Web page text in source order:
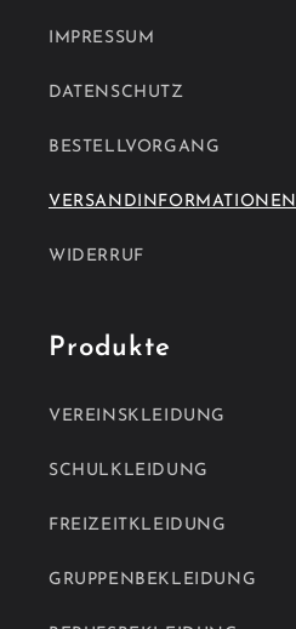
IMPRESSUM
DATENSCHUTZ
BESTELLVORGANG
VERSANDINFORMATIONEN
WIDERRUF
Produkte
VEREINSKLEIDUNG
SCHULKLEIDUNG
FREIZEITKLEIDUNG
GRUPPENBEKLEIDUNG